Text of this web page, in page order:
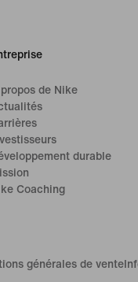
de Nike
durable
Coaching
générales de vente